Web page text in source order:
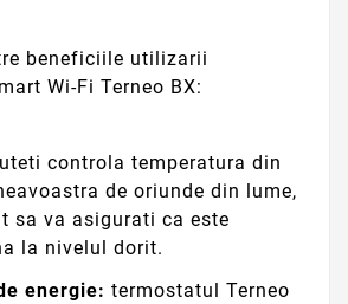
beneficiile utilizarii
Wi-Fi Terneo BX:
controla temperatura din
de oriunde din lume,
sa va asigurati ca este
la nivelul dorit.
energie: termostatul Terneo